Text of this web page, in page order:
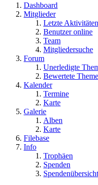
Dashboard
Mitglieder
Letzte Aktivitäten
Benutzer online
Team
Mitgliedersuche
Forum
Unerledigte
Bewertete
Kalender
Termine
Karte
Galerie
Alben
Karte
Filebase
Info
Trophäen
Spenden
Spendenübersicht